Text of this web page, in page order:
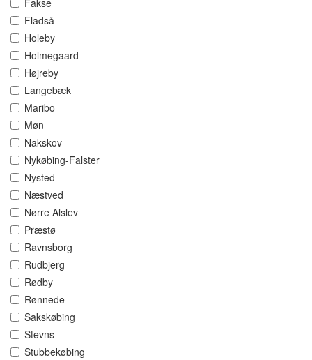
Fakse
Fladså
Holeby
Holmegaard
Højreby
Langebæk
Maribo
Møn
Nakskov
Nykøbing-Falster
Nysted
Næstved
Nørre Alslev
Præstø
Ravnsborg
Rudbjerg
Rødby
Rønnede
Sakskøbing
Stevns
Stubbekøbing